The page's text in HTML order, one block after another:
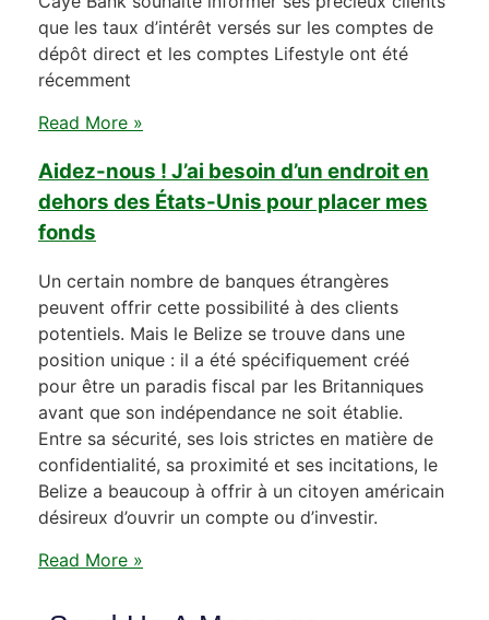
que les taux d’intérêt versés sur les comptes de
dépôt direct et les comptes Lifestyle ont été
récemment
Read More »
Aidez-nous ! J’ai besoin d’un endroit en
dehors des États-Unis pour placer mes
fonds
Un certain nombre de banques étrangères
peuvent offrir cette possibilité à des clients
potentiels. Mais le Belize se trouve dans une
position unique : il a été spécifiquement créé
pour être un paradis fiscal par les Britanniques
avant que son indépendance ne soit établie.
Entre sa sécurité, ses lois strictes en matière de
confidentialité, sa proximité et ses incitations, le
Belize a beaucoup à offrir à un citoyen américain
désireux d’ouvrir un compte ou d’investir.
Read More »